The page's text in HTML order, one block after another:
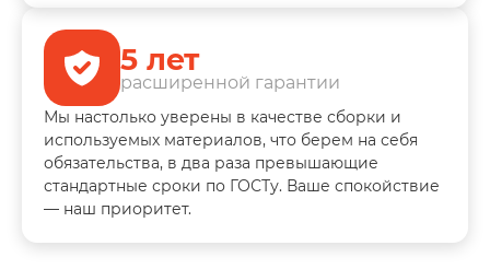
5 лет
расширенной гарантии
Мы настолько уверены в качестве сборки и
используемых материалов, что берем на себя
обязательства, в два раза превышающие
стандартные сроки по ГОСТу. Ваше спокойствие
— наш приоритет.